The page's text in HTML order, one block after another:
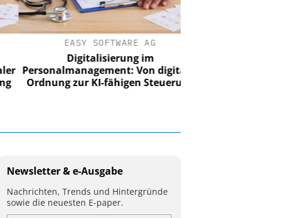
EASY SOFTWARE AG
Digitalisierung im
Personalmanagement: Von digitaler
Ordnung zur KI-fähigen Steuerung
Newsletter & e-Ausgabe
Nachrichten, Trends und Hintergründe
sowie die neuesten E-paper.